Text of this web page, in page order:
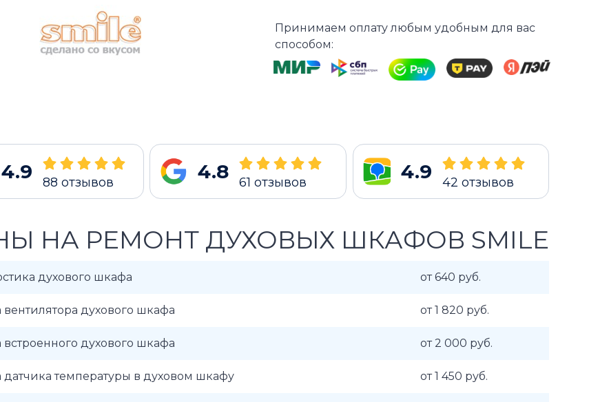
Принимаем оплату любым удобным для вас
способом:
4.9 88 отзывов 4.8 61 отзывов 4.9 42 отзывов
НА РЕМОНТ ДУХОВЫХ ШКАФОВ SMILE
духового шкафа от 640 руб.
вентилятора духового шкафа от 1 820 руб.
встроенного духового шкафа от 2 000 руб.
датчика температуры в духовом шкафу от 1 450 руб.